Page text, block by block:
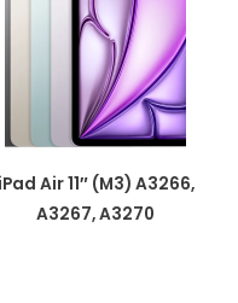
iPad Air 11″ (M3) A3266,
A3267, A3270